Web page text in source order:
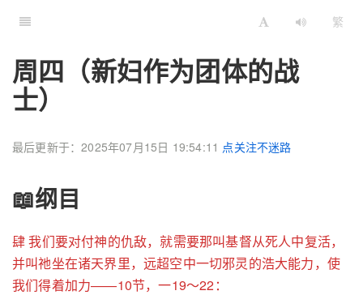
繁
周四（新妇作为团体的战
士）
最后更新于：2025年07月15日 19:54:11 点关注不迷路
📖纲目
肆 我们要对付神的仇敌，就需要那叫基督从死人中复活，
并叫祂坐在诸天界里，远超空中一切邪灵的浩大能力，使
我们得着加力——10节，一19～22：